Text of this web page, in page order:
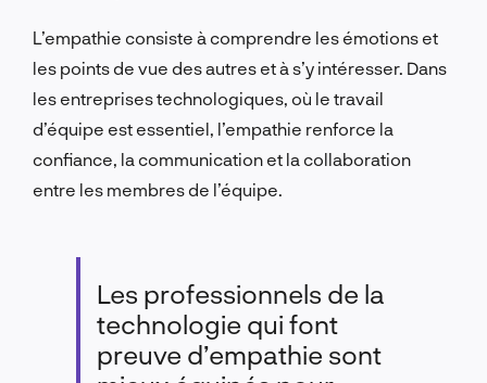
L’empathie consiste à comprendre les émotions et
les points de vue des autres et à s’y intéresser. Dans
les entreprises technologiques, où le travail
d’équipe est essentiel, l’empathie renforce la
confiance, la communication et la collaboration
entre les membres de l’équipe.
Les professionnels de la
technologie qui font
preuve d’empathie sont